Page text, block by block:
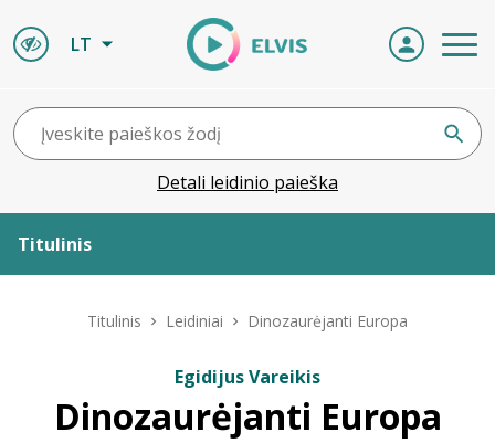
LT
Detali leidinio paieška
Titulinis
ELVIS atvyksta
Titulinis Leidiniai Dinozaurėjanti Europa
Egidijus Vareikis
Dinozaurėjanti Europa